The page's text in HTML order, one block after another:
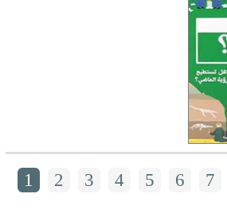
1 2 3 4 5 6 7